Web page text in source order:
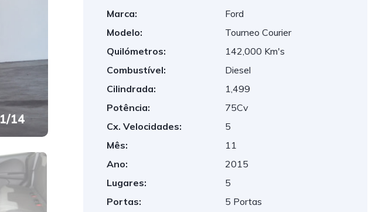
1/14
Marca:
Ford
Modelo:
Tourneo Courier
Quilómetros:
142,000 Km's
Combustível:
Diesel
Cilindrada:
1,499
Potência:
75Cv
Cx. Velocidades:
5
Mês:
11
Ano:
2015
Lugares:
5
Portas:
5 Portas